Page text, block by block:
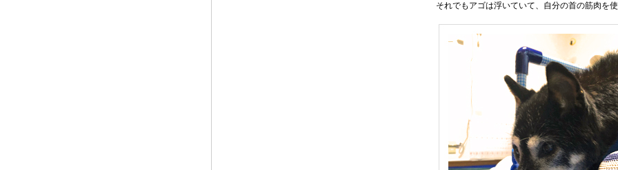
それでもアゴは浮いていて、自分の首の筋肉を